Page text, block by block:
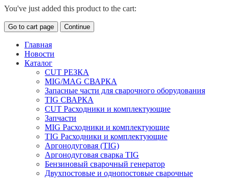
You've just added this product to the cart:
Go to cart page Continue
Главная
Новости
Каталог
CUT РЕЗКА
MIG/MAG СВАРКА
Запасные части для сварочного оборудования
TIG СВАРКА
CUT Расходники и комплектующие
Запчасти
MIG Расходники и комплектующие
TIG Расходники и комплектующие
Аргонодуговая (TIG)
Аргонодуговая сварка TIG
Бензиновый сварочный генератор
Двухпостовые и однопостовые сварочные